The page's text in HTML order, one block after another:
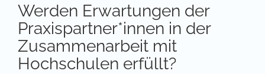
Werden Erwartungen der
Praxispartner*innen in der
Zusammenarbeit mit
Hochschulen erfüllt?